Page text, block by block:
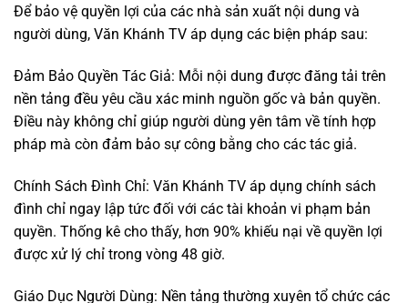
Để bảo vệ quyền lợi của các nhà sản xuất nội dung và
người dùng, Văn Khánh TV áp dụng các biện pháp sau:
Đảm Bảo Quyền Tác Giả: Mỗi nội dung được đăng tải trên
nền tảng đều yêu cầu xác minh nguồn gốc và bản quyền.
Điều này không chỉ giúp người dùng yên tâm về tính hợp
pháp mà còn đảm bảo sự công bằng cho các tác giả.
Chính Sách Đình Chỉ: Văn Khánh TV áp dụng chính sách
đình chỉ ngay lập tức đối với các tài khoản vi phạm bản
quyền. Thống kê cho thấy, hơn 90% khiếu nại về quyền lợi
được xử lý chỉ trong vòng 48 giờ.
Giáo Dục Người Dùng: Nền tảng thường xuyên tổ chức các